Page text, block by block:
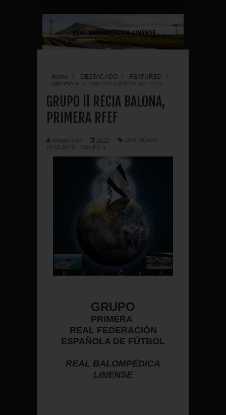
Home / DESTACADO / FEATURED
/
GRUPO II
/
GRUPO ll RECIA BALONA,
GRUPO ll RECIA BALONA,
PRIMERA RFEF
blogger.com 16:19 DESTACADO
FEATURED
GRUPO II
GRUPO
PRIMERA
REAL FEDERACIÓN
ESPAÑOLA DE FÚTBOL
REAL BALOMPÉDICA
LINENSE